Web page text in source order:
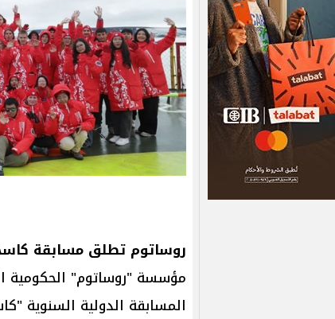
روساتوم تطلق مسابقة كاسحة
مؤسسة "روساتوم" الحكومية
المسابقة الدولية السنوية